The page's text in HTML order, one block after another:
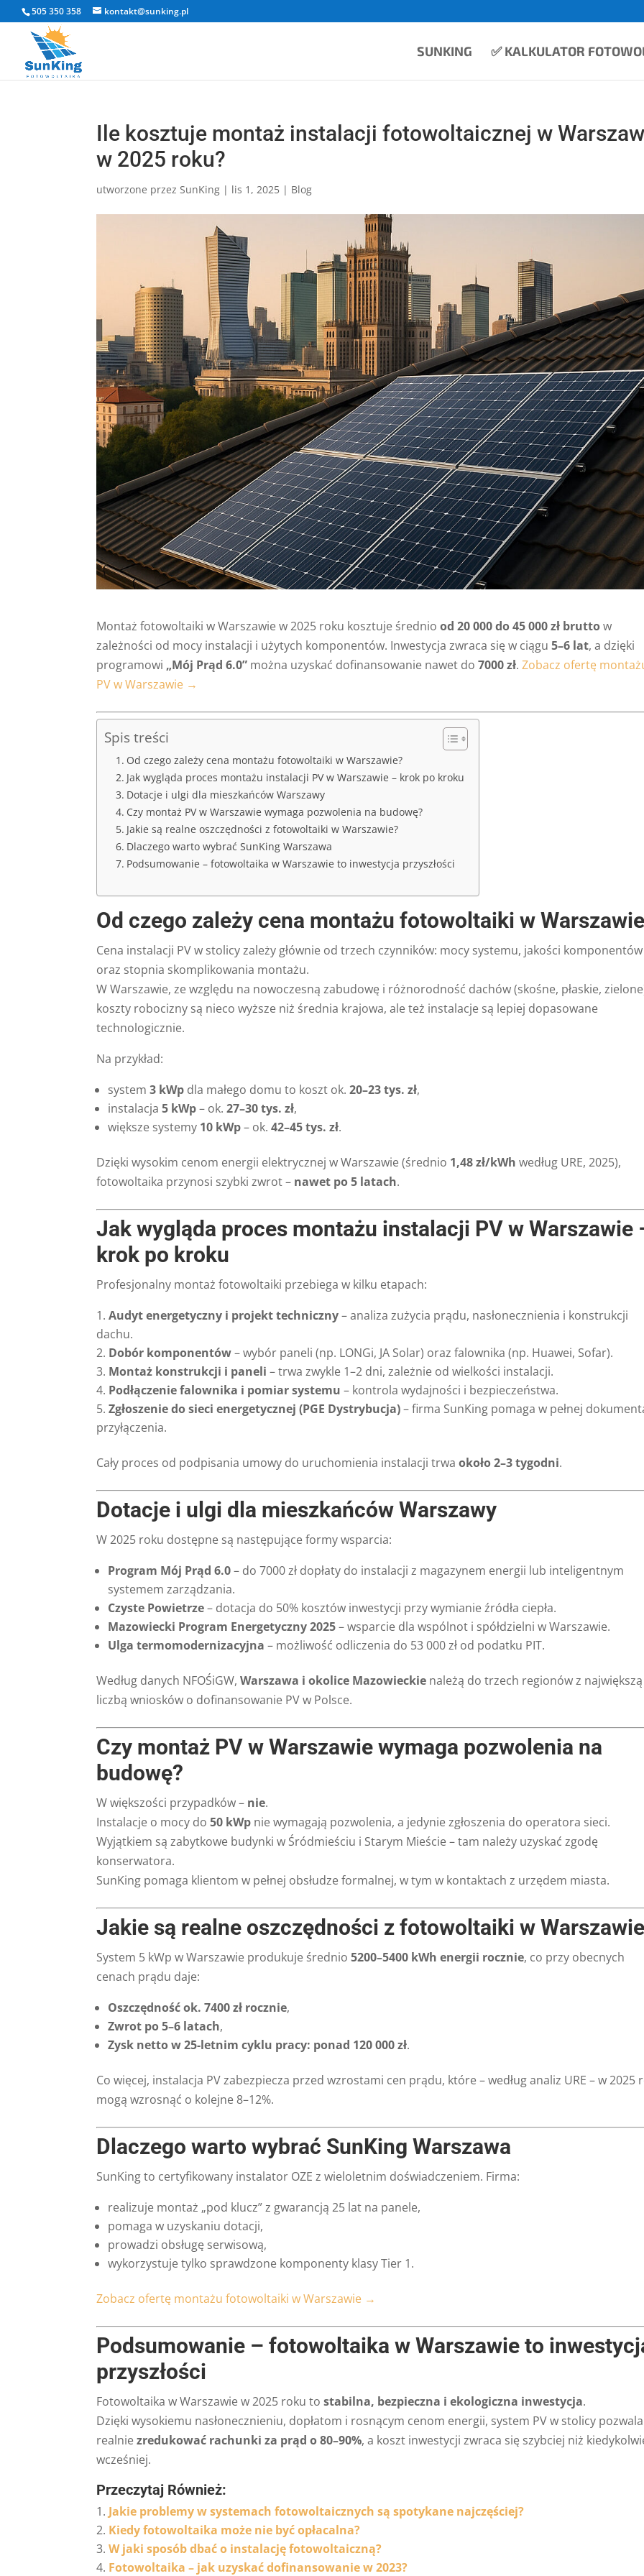
505 350 358 kontakt@sunking.pl
SUNKING ✅ KALKULATOR
Ile kosztuje montaż instalacji fotowoltaicznej w
w 2025 roku?
utworzone przezSunKing | lis 1, 2025 | Blog
Montaż fotowoltaiki w Warszawie w 2025 roku kosztuje średniood 20 000 do 45 000 zł bruttow
zależności od mocy instalacji i użytych komponentów. Inwestycja zwraca się w ciągu5–6 lat, a dzięki
programowi „Mój Prąd 6.0” można uzyskać dofinansowanie nawet do7000 zł.Zobacz ofertę
PV w Warszawie →
Spis treści
Od czego zależy cena montażu fotowoltaiki w Warszawie?
Jak wygląda proces montażu instalacji PV w Warszawie – krok po kroku
Dotacje i ulgi dla mieszkańców Warszawy
Czy montaż PV w Warszawie wymaga pozwolenia na budowę?
Jakie są realne oszczędności z fotowoltaiki w Warszawie?
Dlaczego warto wybrać SunKing Warszawa
Podsumowanie – fotowoltaika w Warszawie to inwestycja przyszłości
Od czego zależy cena montażu fotowoltaiki w
Cena instalacji PV w stolicy zależy głównie od trzech czynników: mocy systemu, jakości komponentów
oraz stopnia skomplikowania montażu.
W Warszawie, ze względu na nowoczesną zabudowę i różnorodność dachów (skośne, płaskie,
koszty robocizny są nieco wyższe niż średnia krajowa, ale też instalacje są lepiej dopasowane
technologicznie.
Na przykład:
system3 kWp dla małego domu to koszt ok.20–23 tys. zł,
instalacja5 kWp– ok.27–30 tys. zł,
większe systemy 10 kWp– ok.42–45 tys. zł.
Dzięki wysokim cenom energii elektrycznej w Warszawie (średnio 1,48 zł/kWh według URE, 2025),
fotowoltaika przynosi szybki zwrot – nawet po 5 latach.
Jak wygląda proces montażu instalacji PV w Warszawie
krok po kroku
Profesjonalny montaż fotowoltaiki przebiega w kilku etapach:
Audyt energetyczny i projekt techniczny– analiza zużycia prądu, nasłonecznienia i konstrukcji
dachu.
Dobór komponentów– wybór paneli (np. LONGi, JA Solar) oraz falownika (np. Huawei, Sofar).
Montaż konstrukcji i paneli – trwa zwykle 1–2 dni, zależnie od wielkości instalacji.
Podłączenie falownika i pomiar systemu – kontrola wydajności i bezpieczeństwa.
Zgłoszenie do sieci energetycznej (PGE Dystrybucja)– firma SunKing pomaga w pełnej
przyłączenia.
Cały proces od podpisania umowy do uruchomienia instalacji trwaokoło 2–3 tygodni.
Dotacje i ulgi dla mieszkańców Warszawy
W 2025 roku dostępne są następujące formy wsparcia:
Program Mój Prąd 6.0– do 7000 zł dopłaty do instalacji z magazynem energii lub inteligentnym
systemem zarządzania.
Czyste Powietrze– dotacja do 50% kosztów inwestycji przy wymianie źródła ciepła.
Mazowiecki Program Energetyczny 2025– wsparcie dla wspólnot i spółdzielni w Warszawie.
Ulga termomodernizacyjna – możliwość odliczenia do 53 000 zł od podatku PIT.
Według danych NFOŚiGW,Warszawa i okolice Mazowieckie należą do trzech regionów z największą
liczbą wniosków o dofinansowanie PV w Polsce.
Czy montaż PV w Warszawie wymaga pozwolenia na
budowę?
W większości przypadków – nie.
Instalacje o mocy do50 kWp nie wymagają pozwolenia, a jedynie zgłoszenia do operatora sieci.
Wyjątkiem są zabytkowe budynki w Śródmieściu i Starym Mieście – tam należy uzyskać zgodę
konserwatora.
SunKing pomaga klientom w pełnej obsłudze formalnej, w tym w kontaktach z urzędem miasta.
Jakie są realne oszczędności z fotowoltaiki w
System 5 kWp w Warszawie produkuje średnio5200–5400 kWh energii rocznie, co przy obecnych
cenach prądu daje:
Oszczędność ok. 7400 zł rocznie,
Zwrot po 5–6 latach,
Zysk netto w 25-letnim cyklu pracy: ponad 120 000 zł.
Co więcej, instalacja PV zabezpiecza przed wzrostami cen prądu, które – według analiz URE – w 2025
mogą wzrosnąć o kolejne 8–12%.
Dlaczego warto wybrać SunKing Warszawa
SunKing to certyfikowany instalator OZE z wieloletnim doświadczeniem. Firma:
realizuje montaż „pod klucz” z gwarancją 25 lat na panele,
pomaga w uzyskaniu dotacji,
prowadzi obsługę serwisową,
wykorzystuje tylko sprawdzone komponenty klasy Tier 1.
Zobacz ofertę montażu fotowoltaiki w Warszawie →
Podsumowanie – fotowoltaika w Warszawie to
przyszłości
Fotowoltaika w Warszawie w 2025 roku tostabilna, bezpieczna i ekologiczna inwestycja.
Dzięki wysokiemu nasłonecznieniu, dopłatom i rosnącym cenom energii, system PV w stolicy pozwala
realniezredukować rachunki za prąd o 80–90%, a koszt inwestycji zwraca się szybciej niż
wcześniej.
Przeczytaj Również:
Jakie problemy w systemach fotowoltaicznych są spotykane najczęściej?
Kiedy fotowoltaika może nie być opłacalna?
W jaki sposób dbać o instalację fotowoltaiczną?
Fotowoltaika – jak uzyskać dofinansowanie w 2023?